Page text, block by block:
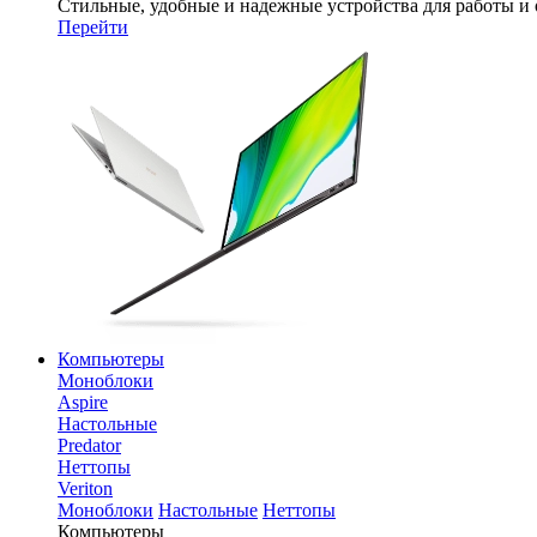
Стильные, удобные и надежные устройства для работы и
Перейти
Компьютеры
Моноблоки
Aspire
Настольные
Predator
Неттопы
Veriton
Моноблоки Настольные Неттопы
Компьютеры